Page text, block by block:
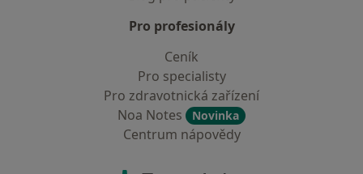
Pro profesionály
Ceník
Pro specialisty
Pro zdravotnická zařízení
Noa Notes
Novinka
Centrum nápovědy